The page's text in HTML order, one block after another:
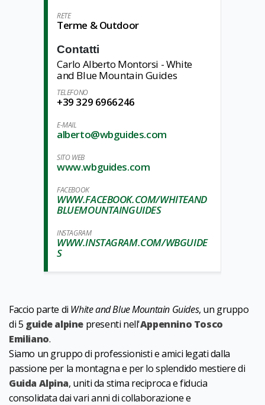
RETE
Terme & Outdoor
Contatti
Carlo Alberto Montorsi - White
and Blue Mountain Guides
TELEFONO
+39 329 6966246
E-MAIL
alberto@wbguides.com
SITO WEB
www.wbguides.com
FACEBOOK
WWW.FACEBOOK.COM/WHITEAND
BLUEMOUNTAINGUIDES
INSTAGRAM
WWW.INSTAGRAM.COM/WBGUIDE
S
Faccio parte di White and Blue Mountain Guides, un gruppo
di 5 guide alpine presenti nell'Appennino Tosco
Emiliano.
Siamo un gruppo di professionisti e amici legati dalla
passione per la montagna e per lo splendido mestiere di
Guida Alpina, uniti da stima reciproca e fiducia
consolidata dai vari anni di collaborazione e